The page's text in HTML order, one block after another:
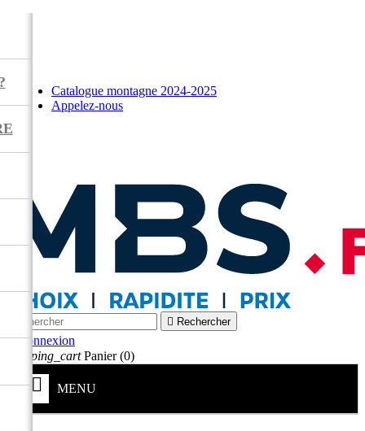
Catalogue montagne 2024-2025
Appelez-nous
 Rechercher
 Connexion
shopping_cart Panier (0)
MENU